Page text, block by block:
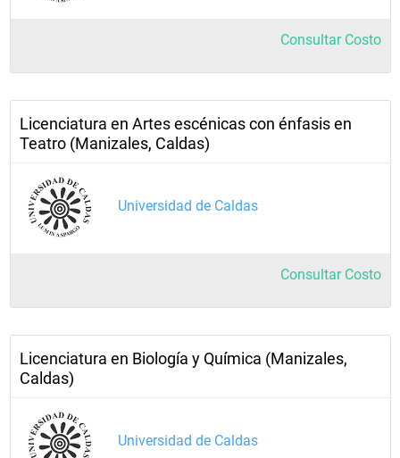
Consultar Costo
Licenciatura en Artes escénicas con énfasis en
Teatro (Manizales, Caldas)
Universidad de Caldas
Consultar Costo
Licenciatura en Biología y Química (Manizales,
Caldas)
Universidad de Caldas